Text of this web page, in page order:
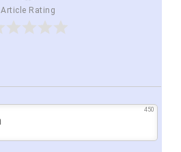
Article Rating
450